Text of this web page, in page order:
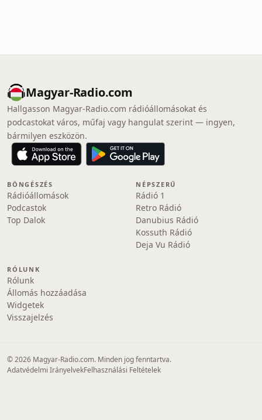
Magyar-Radio.com
Hallgasson Magyar-Radio.com rádióállomásokat és
podcastokat város, műfaj vagy hangulat szerint — ingyen,
bármilyen eszközön.
BÖNGÉSZÉS
Rádióállomások
Podcastok
Top Dalok
NÉPSZERŰ
Rádió 1
Retro Rádió
Danubius Rádió
Kossuth Rádió
Deja Vu Rádió
RÓLUNK
Rólunk
Állomás hozzáadása
Widgetek
Visszajelzés
© 2026 Magyar-Radio.com. Minden jog fenntartva.
Adatvédelmi IrányelvekFelhasználási Feltételek